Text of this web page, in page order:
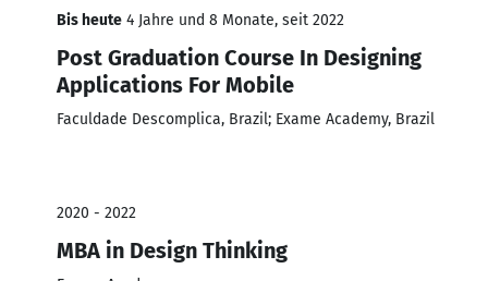
Bis heute 4 Jahre und 8 Monate, seit 2022
Post Graduation Course In Designing
Applications For Mobile
Faculdade Descomplica, Brazil; Exame Academy, Brazil
2020 - 2022
MBA in Design Thinking